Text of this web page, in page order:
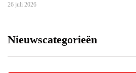
26 juli 2026
Nieuwscategorieën